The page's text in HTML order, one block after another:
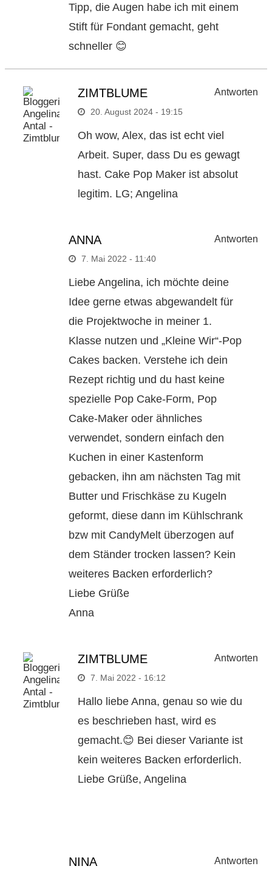
Tipp, die Augen habe ich mit einem
Stift für Fondant gemacht, geht
schneller 😊
ZIMTBLUME
20. August 2024 - 19:15
Oh wow, Alex, das ist echt viel
Arbeit. Super, dass Du es gewagt
hast. Cake Pop Maker ist absolut
legitim. LG; Angelina
Antworten
ANNA
7. Mai 2022 - 11:40
Liebe Angelina, ich möchte deine
Idee gerne etwas abgewandelt für
die Projektwoche in meiner 1.
Klasse nutzen und „Kleine Wir“-Pop
Cakes backen. Verstehe ich dein
Rezept richtig und du hast keine
spezielle Pop Cake-Form, Pop
Cake-Maker oder ähnliches
verwendet, sondern einfach den
Kuchen in einer Kastenform
gebacken, ihn am nächsten Tag mit
Butter und Frischkäse zu Kugeln
geformt, diese dann im Kühlschrank
bzw mit CandyMelt überzogen auf
dem Ständer trocken lassen? Kein
weiteres Backen erforderlich?
Liebe Grüße
Anna
Antworten
ZIMTBLUME
7. Mai 2022 - 16:12
Hallo liebe Anna, genau so wie du
es beschrieben hast, wird es
gemacht.😊 Bei dieser Variante ist
kein weiteres Backen erforderlich.
Liebe Grüße, Angelina
Antworten
NINA Antworten